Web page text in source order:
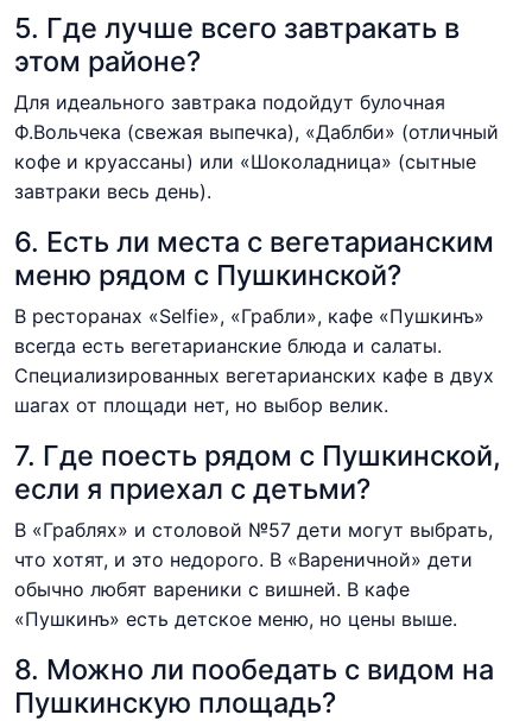
5. Где лучше всего завтракать в
этом районе?
Для идеального завтрака подойдут булочная
Ф.Вольчека (свежая выпечка), «Даблби» (отличный
кофе и круассаны) или «Шоколадница» (сытные
завтраки весь день).
6. Есть ли места с вегетарианским
меню рядом с Пушкинской?
В ресторанах «Selfie», «Грабли», кафе «Пушкинъ»
всегда есть вегетарианские блюда и салаты.
Специализированных вегетарианских кафе в двух
шагах от площади нет, но выбор велик.
7. Где поесть рядом с Пушкинской,
если я приехал с детьми?
В «Граблях» и столовой №57 дети могут выбрать,
что хотят, и это недорого. В «Вареничной» дети
обычно любят вареники с вишней. В кафе
«Пушкинъ» есть детское меню, но цены выше.
8. Можно ли пообедать с видом на
Пушкинскую площадь?